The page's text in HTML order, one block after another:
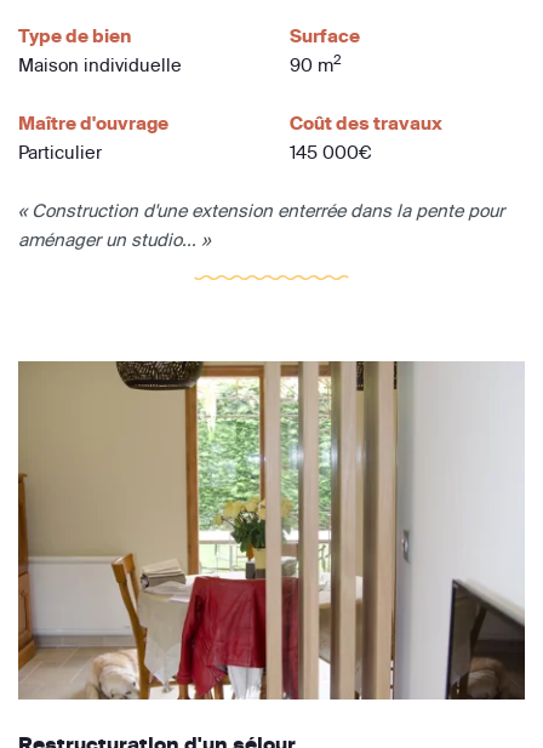
Type de bien
Maison individuelle
Surface
90 m2
Maître d'ouvrage
Particulier
Coût des travaux
145 000€
« Construction d'une extension enterrée dans la pente pour
aménager un studio... »